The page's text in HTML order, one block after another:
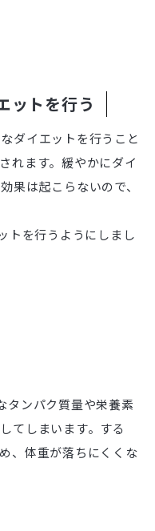
ットを行う
ダイエットを行うこと
れます。緩やかにダイ
果は起こらないので、
トを行うようにしまし
タンパク質量や栄養素
てしまいます。する
、体重が落ちにくくな